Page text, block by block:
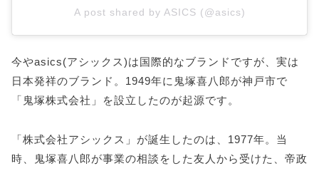
A post shared by ASICS (@asics)
今やasics(アシックス)は国際的なブランドですが、実は
日本発祥のブランド。1949年に鬼塚喜八郎が神戸市で
「鬼塚株式会社」を設立したのが起源です。
「株式会社アシックス」が誕生したのは、1977年。当
時、鬼塚喜八郎が事業の相談をした友人から受けた、帝政